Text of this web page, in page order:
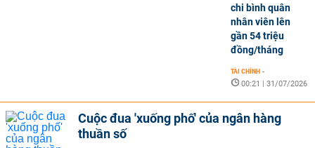
chi bình quân
nhân viên lên
gần 54 triệu
đồng/tháng
TÀI CHÍNH -
00:21 | 31/07/2026
Cuộc đua 'xuống phố' của ngân hàng
thuần số